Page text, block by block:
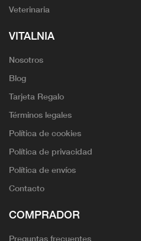
Veterinaria
VITALNIA
Nosotros
Blog
Tarjeta Regalo
Términos legales
Política de cookies
Política de privacidad
Política de envíos
Contacto
COMPRADOR
Preguntas frecuentes